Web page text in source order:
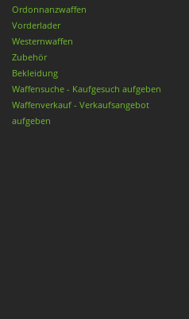
Ordonnanzwaffen
Vorderlader
Westernwaffen
Zubehör
Bekleidung
Waffensuche - Kaufgesuch aufgeben
Waffenverkauf - Verkaufsangebot
aufgeben